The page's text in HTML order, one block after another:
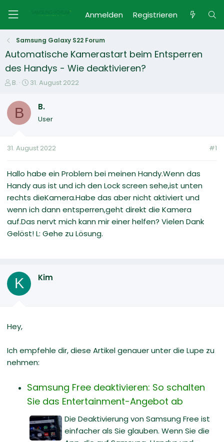
Anmelden Registrieren
Samsung Galaxy S22 Forum
Automatische Kamerastart beim Entsperren
des Handys - Wie deaktivieren?
E
s
e
e
B.
E
t
t
m
31. August 2022
B B.
User
31. August 2022 #1
Hallo habe ein Problem bei meinen Handy.Wenn das
Handy aus ist und ich den Lock screen sehe,ist unten
rechts dieKamera.Habe das aber nicht aktiviert und
wenn ich dann entsperren,geht direkt die Kamera
auf.Das nervt mich kann mir einer helfen? Vielen Dank
Gelöst! L: Gehe zu Lösung.
K Kim
Hey,
Ich empfehle dir, diese Artikel genauer unter die Lupe zu
nehmen:
Samsung Free deaktivieren: So schalten
Sie das Entertainment-Angebot ab
Die Deaktivierung von Samsung Free ist
einfacher als Sie glauben. Wenn Sie die